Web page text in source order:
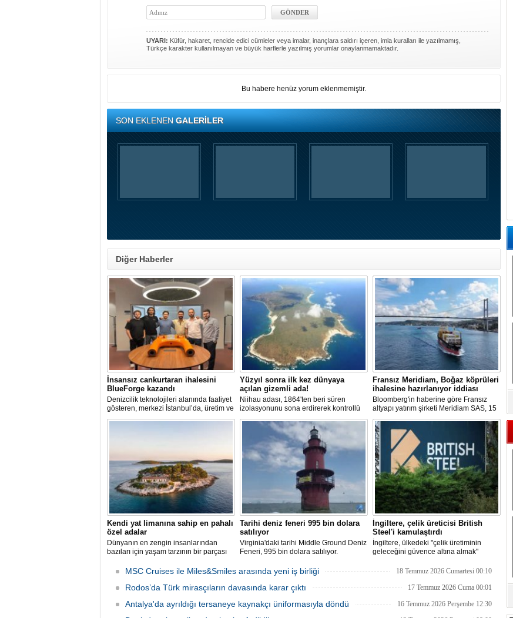
UYARI: Küfür, hakaret, rencide edici cümleler veya imalar, inançlara saldırı içeren, imla kuralları ile yazılmamış,
Türkçe karakter kullanılmayan ve büyük harflerle yazılmış yorumlar onaylanmamaktadır.
Bu habere henüz yorum eklenmemiştir.
SON EKLENENGALERİLER
Diğer Haberler
İnsansız cankurtaran ihalesini
BlueForge kazandı
Denizcilik teknolojileri alanında faaliyet
gösteren, merkezi İstanbul’da, üretim ve
Ar-Ge faaliyetlerinin önemli bölümünü
Yüzyıl sonra ilk kez dünyaya
açılan gizemli ada!
Niihau adası, 1864'ten beri süren
izolasyonunu sona erdirerek kontrollü
turist ziyaretlerine açıldı. Ada sakinleri,
modern teknolojiden uzak, katı
kurallarla dolu bir yaşam sürdürüyor.
Fransız Meridiam, Boğaz köprüleri
ihalesine hazırlanıyor iddiası
Bloomberg'in haberine göre Fransız
altyapı yatırım şirketi Meridiam SAS, 15
Temmuz Şehitler Köprüsü ile Fatih
Sultan Mehmet Köprüsü'nün
özelleştirilmesine yönelik ihaleyle
ilgileniyor.
Kendi yat limanına sahip en pahalı
özel adalar
Dünyanın en zengin insanlarından
bazıları için yaşam tarzının bir parçası
zamanda kendi yat limanı, helikopter
özel adadır.
Tarihi deniz feneri 995 bin dolara
satılıyor
Virginia'daki tarihi Middle Ground Deniz
Feneri, 995 bin dolara satılıyor.
üretebilen bir yaşam alanına
dönüştürüldü.
İngiltere, çelik üreticisi British
Steel'i kamulaştırdı
İngiltere, ülkedeki "çelik üretiminin
geleceğini güvence altına almak"
bünyesindeki çelik üreticisi British
MSC Cruises ile Miles&Smiles arasında yeni iş birliği 18 Temmuz 2026 Cumartesi 00:10
Rodos’da Türk mirasçıların davasında karar çıktı 17 Temmuz 2026 Cuma 00:01
Antalya'da ayrıldığı tersaneye kaynakçı üniformasıyla döndü 16 Temmuz 2026 Perşembe 12:30